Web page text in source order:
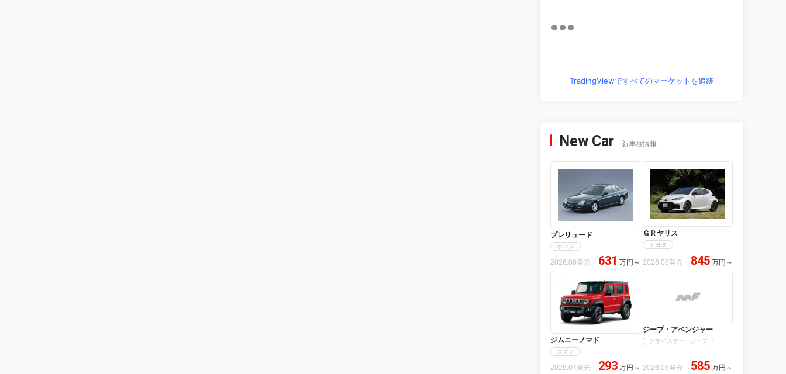
TradingViewですべてのマーケットを追跡
New Car 新車種情報
プレリュード
ホンダ
2026.08発売 631 万円 ～
ＧＲヤリス
トヨタ
2026.08発売 845 万円 ～
ジムニーノマド
スズキ
2026.07発売 293 万円 ～
ジープ・アベンジャー
クライスラー・ジープ
2026.06発売 585 万円 ～